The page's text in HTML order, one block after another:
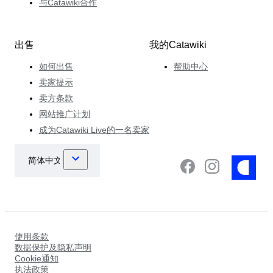
与Catawiki合作
出售
如何出售
卖家提示
卖方条款
网站推广计划
成为Catawiki Live的一名卖家
我的Catawiki
帮助中心
使用条款
数据保护及隐私声明
Cookie通知
执法政策